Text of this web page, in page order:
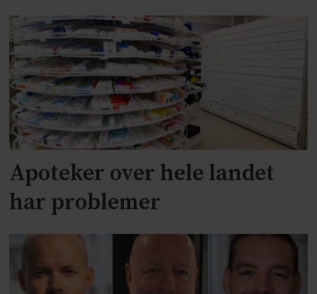
Apoteker over hele landet
har problemer